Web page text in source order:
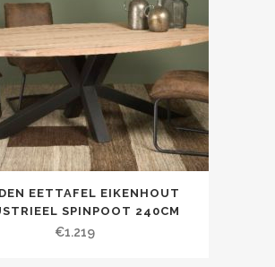
EETTAFEL EIKENHOUT
SPINPOOT 240CM
€1.219